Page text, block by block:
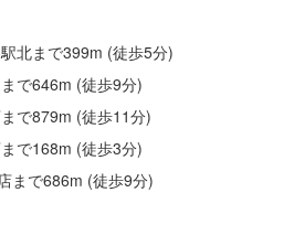
北まで399m (徒歩5分)
で646m (徒歩9分)
で879m (徒歩11分)
で168m (徒歩3分)
まで686m (徒歩9分)